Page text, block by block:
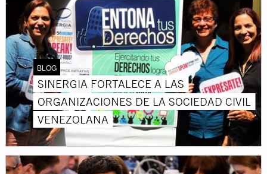
BLOG
SINERGIA FORTALECE A LAS
ORGANIZACIONES DE LA SOCIEDAD CIVIL
VENEZOLANA